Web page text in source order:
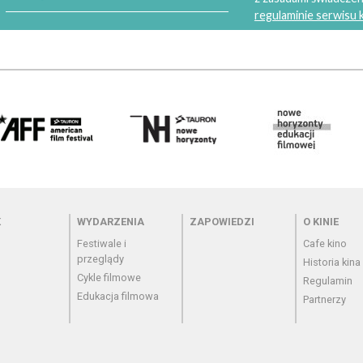
regulaminie serwisu
- cennik Menu - wydarzenia
WYDARZENIA
Festiwale i
przeglądy
Cykle filmowe
Edukacja filmowa
Menu - zapowiedzi
ZAPOWIEDZI Menu -
O KINIE
Cafe kino
Historia kina
Regulamin
Partnerzy